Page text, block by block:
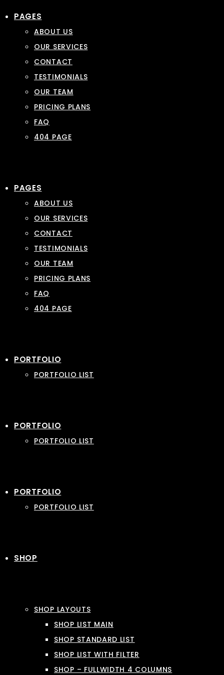
PAGES
ABOUT US
OUR SERVICES
CONTACT
TESTIMONIALS
OUR TEAM
PRICING PLANS
FAQ
404 PAGE
PAGES
ABOUT US
OUR SERVICES
CONTACT
TESTIMONIALS
OUR TEAM
PRICING PLANS
FAQ
404 PAGE
PORTFOLIO
PORTFOLIO LIST
PORTFOLIO
PORTFOLIO LIST
PORTFOLIO
PORTFOLIO LIST
SHOP
SHOP LAYOUTS
SHOP LIST MAIN
SHOP STANDARD LIST
SHOP LIST WITH FILTER
SHOP – FULLWIDTH 4 COLUMNS